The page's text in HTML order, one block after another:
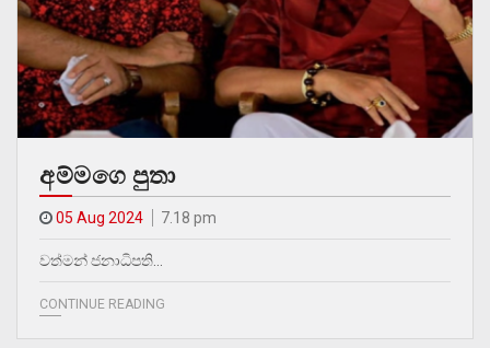
අම්මගෙ පුතා
05 Aug 2024 7.18 pm
වත්මන් ජනාධිපති…
CONTINUE READING